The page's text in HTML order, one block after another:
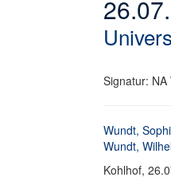
Signatur:
Wundt,
Wundt,
Kohlhof,